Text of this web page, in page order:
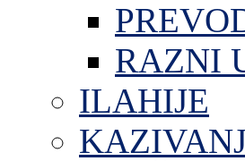
RAZNI
ILAHIJE